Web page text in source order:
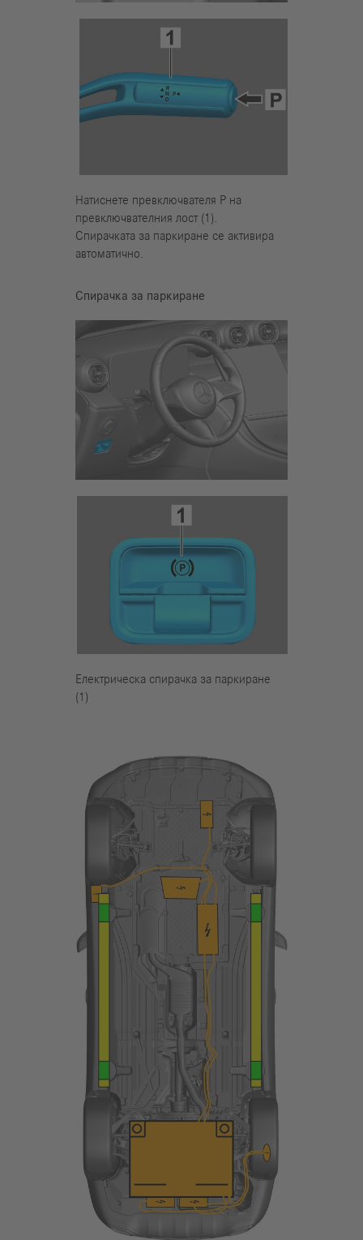
Натиснете превключвателя Р на
превключвателния лост (1).
Спирачката за паркиране се активира
автоматично.
Спирачка за паркиране
Електрическа спирачка за паркиране
(1)